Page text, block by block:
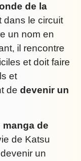
de la
dans le circuit
un nom en
il rencontre
et doit faire
et
de devenir un
manga de
de Katsu
un